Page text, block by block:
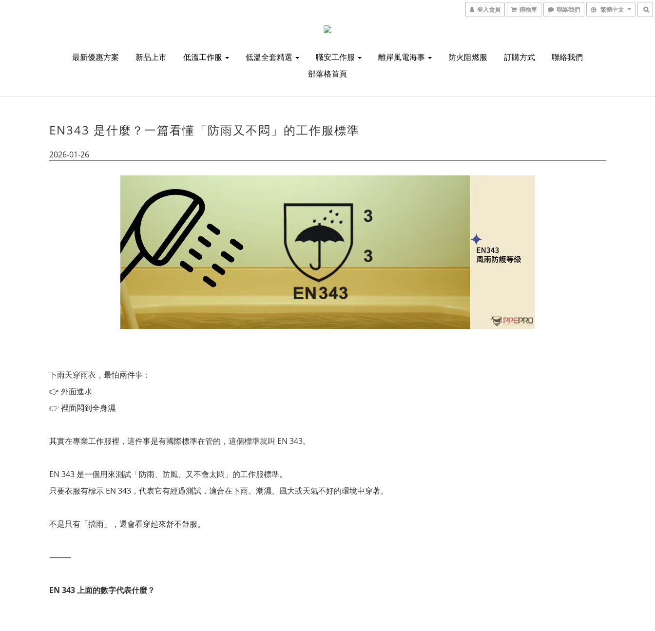
登入會員 購物車 聯絡我們 繁體中文
最新優惠方案 新品上市 低溫工作服 低溫全套精選 職安工作服 離岸風電海事 防火阻燃服 訂購方式
聯絡我們
部落格首頁
EN343 是什麼？一篇看懂「防雨又不悶」的工作服標準
2026-01-26
下雨天穿雨衣，最怕兩件事：
👉 外面進水
👉 裡面悶到全身濕
其實在專業工作服裡，這件事是有國際標準在管的，這個標準就叫 EN 343。
EN 343 是一個用來測試「防雨、防風、又不會太悶」的工作服標準。
只要衣服有標示 EN 343 ，代表它有經過測試，適合在下雨、潮濕、風大或天氣不好的環境中穿著。
不是只有「擋雨」，還會看穿起來舒不舒服。
⸻
EN 343上面的數字代表什麼？